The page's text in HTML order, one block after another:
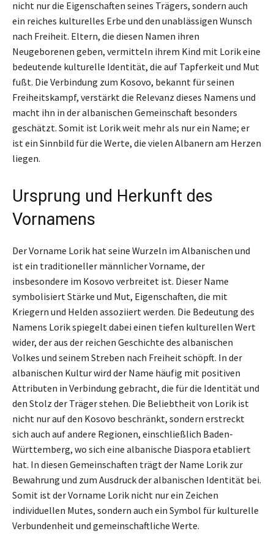
nicht nur die Eigenschaften seines Trägers, sondern auch
ein reiches kulturelles Erbe und den unablässigen Wunsch
nach Freiheit. Eltern, die diesen Namen ihren
Neugeborenen geben, vermitteln ihrem Kind mit Lorik eine
bedeutende kulturelle Identität, die auf Tapferkeit und Mut
fußt. Die Verbindung zum Kosovo, bekannt für seinen
Freiheitskampf, verstärkt die Relevanz dieses Namens und
macht ihn in der albanischen Gemeinschaft besonders
geschätzt. Somit ist Lorik weit mehr als nur ein Name; er
ist ein Sinnbild für die Werte, die vielen Albanern am Herzen
liegen.
Ursprung und Herkunft des
Vornamens
Der Vorname Lorik hat seine Wurzeln im Albanischen und
ist ein traditioneller männlicher Vorname, der
insbesondere im Kosovo verbreitet ist. Dieser Name
symbolisiert Stärke und Mut, Eigenschaften, die mit
Kriegern und Helden assoziiert werden. Die Bedeutung des
Namens Lorik spiegelt dabei einen tiefen kulturellen Wert
wider, der aus der reichen Geschichte des albanischen
Volkes und seinem Streben nach Freiheit schöpft. In der
albanischen Kultur wird der Name häufig mit positiven
Attributen in Verbindung gebracht, die für die Identität und
den Stolz der Träger stehen. Die Beliebtheit von Lorik ist
nicht nur auf den Kosovo beschränkt, sondern erstreckt
sich auch auf andere Regionen, einschließlich Baden-
Württemberg, wo sich eine albanische Diaspora etabliert
hat. In diesen Gemeinschaften trägt der Name Lorik zur
Bewahrung und zum Ausdruck der albanischen Identität bei.
Somit ist der Vorname Lorik nicht nur ein Zeichen
individuellen Mutes, sondern auch ein Symbol für kulturelle
Verbundenheit und gemeinschaftliche Werte.